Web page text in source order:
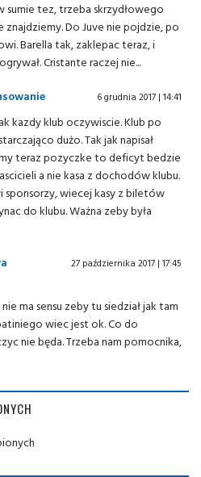
sumie tez, trzeba skrzydłowego
Do Juve nie pojdzie, po
Barella tak, zaklepac teraz, i
Cristante raczej nie...
6 grudnia 2017 | 14:41
kazdy klub oczywiscie. Klub po
dużo. Tak jak napisał
teraz pozyczke to deficyt bedzie
a nie kasa z dochodów klubu.
wiecej kasy z biletów
do klubu. Ważna zeby była
27 października 2017 | 17:45
ma sensu zeby tu siedział jak tam
wiec jest ok. Co do
nie będa. Trzeba nam pomocnika,